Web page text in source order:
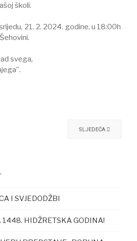
školi.⠀
21. 2. 2024. godine, u 18:00h
⠀
svega,⠀
SLJEDEĆA
I SVJEDODŽBI
HIDŽRETSKA GODINA!